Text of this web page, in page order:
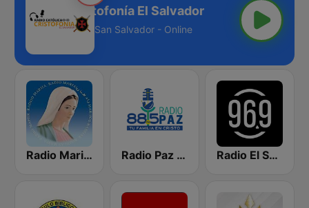
Católica Cristofonía El Salvador
San Salvador - Online
Radio Maria El Salvador Radio Paz 88.5 FM Radio El Salvador | 96.9 FM